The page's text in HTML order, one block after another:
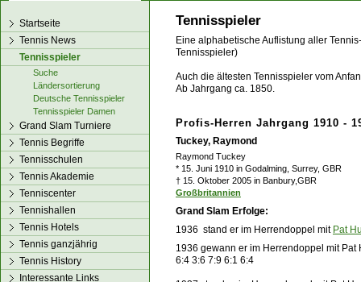
Tennisspieler
Eine alphabetische Auflistung aller
Tennisspieler)
Auch die ältesten Tennisspieler vom
Ab Jahrgang ca. 1850.
Profis-Herren Jahrgang 1910 -
Tuckey, Raymond
Raymond Tuckey
* 15. Juni 1910 in Godalming, Surrey, GBR
† 15. Oktober 2005 in Banbury,GBR
Großbritannien
Grand Slam Erfolge:
1936 stand er im Herrendoppel mit Pat
1936 gewann er im Herrendoppel mit
6:4 3:6 7:9 6:1 6:4
Startseite
Tennis News
Tennisspieler
Suche
Ländersortierung
Deutsche Tennisspieler
Tennisspieler Damen
Grand Slam Turniere
Tennis Begriffe
Tennisschulen
Tennis Akademie
Tenniscenter
Tennishallen
Tennis Hotels
Tennis ganzjährig
Tennis History
Interessante Links